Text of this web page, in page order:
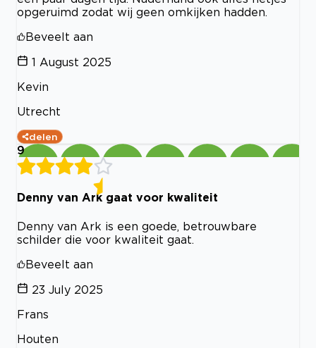
opgeruimd zodat wij geen omkijken hadden.
Beveelt aan
1 August 2025
Kevin
Utrecht
delen
9
Denny van Ark gaat voor kwaliteit
Denny van Ark is een goede, betrouwbare
schilder die voor kwaliteit gaat.
Beveelt aan
23 July 2025
Frans
Houten